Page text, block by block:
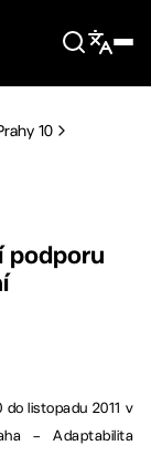
10
podporu
listopadu 2011 v
– Adaptabilita